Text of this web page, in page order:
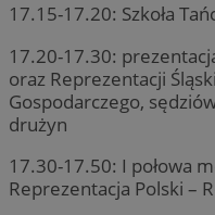
17.15-17.20: Szkoła
17.20-17.30:
oraz Reprezentacji
Gospodarczego,
drużyn
17.30-17.50: I połowa
Reprezentacja Polski –